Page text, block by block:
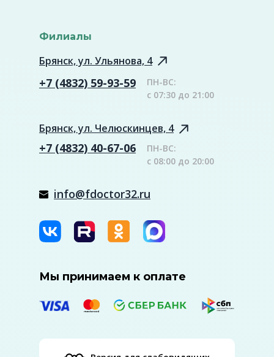
Мы принимаем к оплате
info@fdoctor32.ru
ПН-ВС:
с 08:00 до 20:00
+7 (4832) 40-67-06
Брянск, ул. Челюскинцев, 4
ПН-ВС:
с 07:30 до 21:00
+7 (4832) 59-93-59
Брянск, ул. Ульянова, 4
Филиалы